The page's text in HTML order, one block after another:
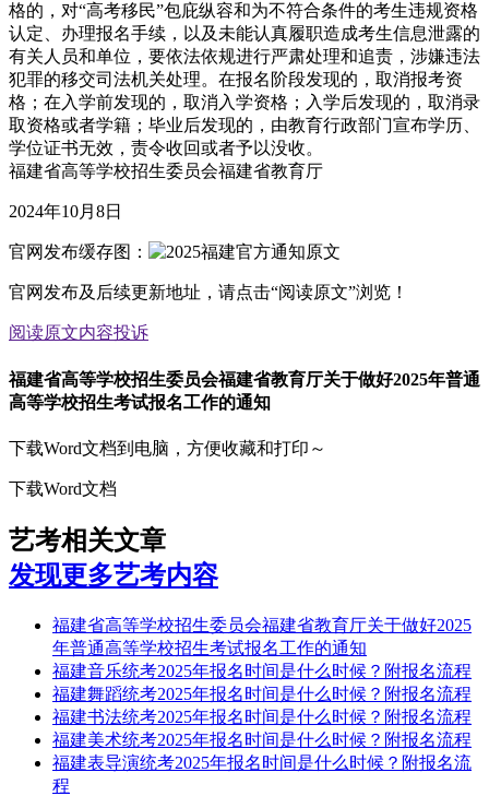
格的，对“高考移民”包庇纵容和为不符合条件的考生违规资格
认定、办理报名手续，以及未能认真履职造成考生信息泄露的
有关人员和单位，要依法依规进行严肃处理和追责，涉嫌违法
犯罪的移交司法机关处理。在报名阶段发现的，取消报考资
格；在入学前发现的，取消入学资格；入学后发现的，取消录
取资格或者学籍；毕业后发现的，由教育行政部门宣布学历、
学位证书无效，责令收回或者予以没收。
福建省高等学校招生委员会福建省教育厅
2024年10月8日
官网发布缓存图：
官网发布及后续更新地址，请点击“阅读原文”浏览！
阅读原文内容投诉
福建省高等学校招生委员会福建省教育厅关于做好2025年普通
高等学校招生考试报名工作的通知
下载Word文档到电脑，方便收藏和打印～
下载Word文档
艺考相关文章
发现更多艺考内容
福建省高等学校招生委员会福建省教育厅关于做好2025
年普通高等学校招生考试报名工作的通知
福建音乐统考2025年报名时间是什么时候？附报名流程
福建舞蹈统考2025年报名时间是什么时候？附报名流程
福建书法统考2025年报名时间是什么时候？附报名流程
福建美术统考2025年报名时间是什么时候？附报名流程
福建表导演统考2025年报名时间是什么时候？附报名流
程